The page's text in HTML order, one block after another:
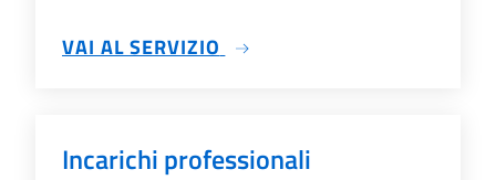
VAI AL SERVIZIO SU DETERMINE
Incarichi professionali